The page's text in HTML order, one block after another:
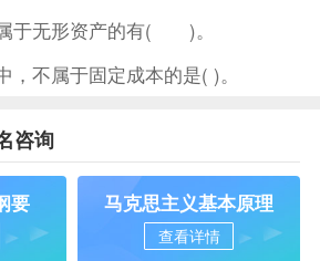
于无形资产的有( )。
，不属于固定成本的是( )。
咨询
要 马克思主义基本原理
查看详情